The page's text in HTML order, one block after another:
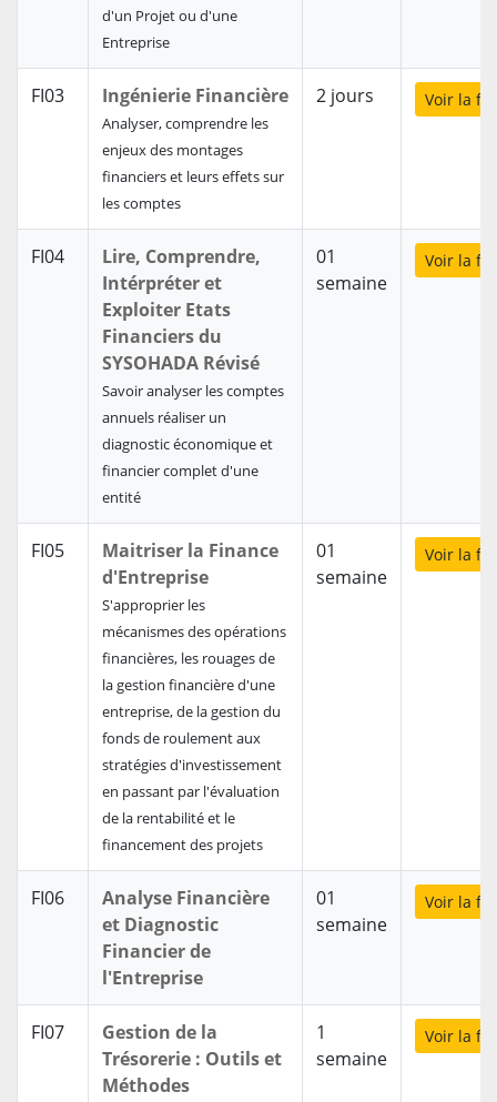
d'un Projet ou d'une
Entreprise
FI03 Ingénierie Financière
Analyser, comprendre les
enjeux des montages
financiers et leurs effets sur
les comptes
2 jours Voir la
FI04
Lire, Comprendre,
Intérpréter et
Exploiter Etats
Financiers du
SYSOHADA Révisé
Savoir analyser les comptes
annuels réaliser un
diagnostic économique et
financier complet d'une
entité
01
semaine
Voir la
FI05
Maitriser la Finance
d'Entreprise
S'approprier les
mécanismes des opérations
financières, les rouages de
la gestion financière d'une
entreprise, de la gestion du
fonds de roulement aux
stratégies d'investissement
en passant par l'évaluation
de la rentabilité et le
financement des projets
01
semaine
Voir la
FI06
Analyse Financière
et Diagnostic
Financier de
l'Entreprise
01
semaine
Voir la
FI07
Gestion de la
Trésorerie : Outils et
Méthodes
1
semaine
Voir la